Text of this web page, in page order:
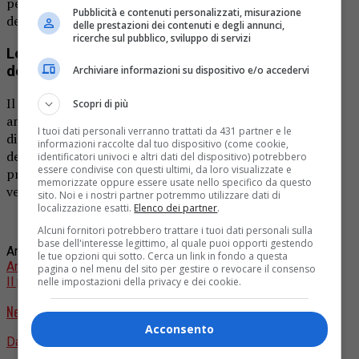
dell’artista, non l’artista stesso.
Le preoccupazioni di Gigi D’Alessio sul ruolo
delle case discografiche
Il cantante napoletano,
ammesso di temere uno scenario in cui le case
discografiche, attratte dal risparmio e dalla precisione
dell’AI, possano ridurre gli investimenti nei talenti umani,
preferendo tecnologie che garantiscono produzioni più
veloci e mirate.
Argomenti correlati:Gigi D'AlessioIntelligenza
ArtificialeMusica
Il prossimo
Neffa è tornato: pubblicato un brano prima dell’album del 18 aprile
Da non perdere
Pubblicità e contenuti personalizzati, misurazione
delle prestazioni dei contenuti e degli annunci,
ricerche sul pubblico, sviluppo di servizi
Archiviare informazioni su dispositivo e/o accedervi
Scopri di più
I tuoi dati personali verranno trattati da 431 partner e le
informazioni raccolte dal tuo dispositivo (come cookie,
identificatori univoci e altri dati del dispositivo) potrebbero
essere condivise con questi ultimi, da loro visualizzate e
memorizzate oppure essere usate nello specifico da questo
sito. Noi e i nostri partner potremmo utilizzare dati di
localizzazione esatti. Elenco dei partner.
Alcuni fornitori potrebbero trattare i tuoi dati personali sulla
base dell'interesse legittimo, al quale puoi opporti gestendo
le tue opzioni qui sotto. Cerca un link in fondo a questa
pagina o nel menu del sito per gestire o revocare il consenso
nelle impostazioni della privacy e dei cookie.
Acconsento